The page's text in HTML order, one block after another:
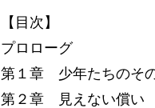
【目次】
プロローグ
第１章 少年たちのそ
第２章 見えない償い